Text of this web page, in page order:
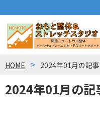
2024年01月の記
HOME 2024年01月の記